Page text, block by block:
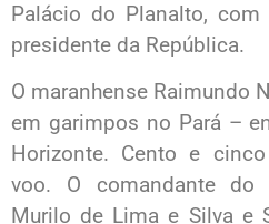
Palácio do Planalto,
presidente da República.
O maranhense Raimundo
em garimpos no Pará –
Horizonte. Cento e
voo. O comandante do
Murilo de Lima e Silva e